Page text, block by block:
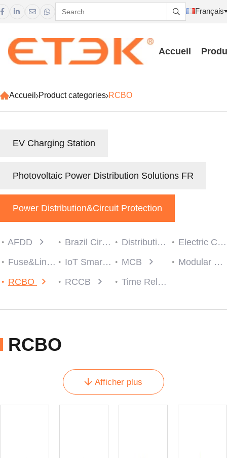
     Français
Accueil
Accueil Product categories RCBO
EV Charging Station
Photovoltaic Power Distribution Solutions FR
Power Distribution&Circuit Protection
AFDD Brazil Circuit protection Distribution Box
Electric Consumer Units
Fuse&Link
IoT Smart Breaker MCB
Modular Contactor
RCBO
RCCB Time Relay
RCBO
Afficher plus